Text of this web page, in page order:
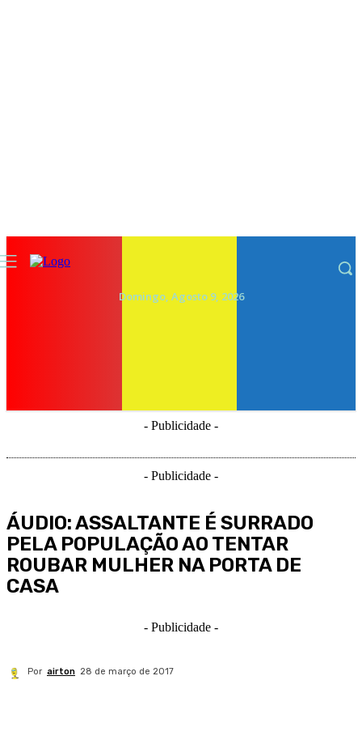
Domingo, Agosto 9, 2026
- Publicidade -
- Publicidade -
ÁUDIO: ASSALTANTE É SURRADO
PELA POPULAÇÃO AO TENTAR
ROUBAR MULHER NA PORTA DE
CASA
- Publicidade -
Por airton 28 de março de 2017